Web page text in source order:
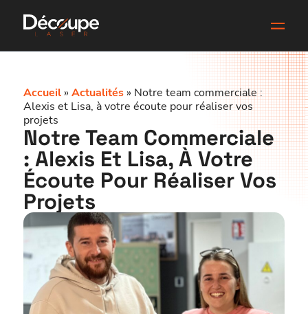
Accueil» Actualités» Notre team commerciale :
Alexis et Lisa, à votre écoute pour réaliser vos
projets
Notre Team Commerciale
: Alexis Et Lisa, À Votre
Écoute Pour Réaliser Vos
Projets